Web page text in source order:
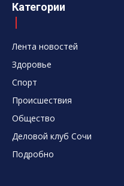
Категории
Лента новостей
Здоровье
Спорт
Происшествия
Общество
Деловой клуб Сочи
Подробно